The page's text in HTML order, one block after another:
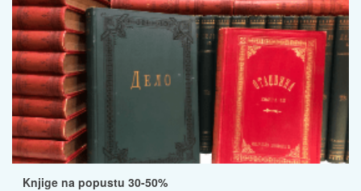
Knjige na popustu 30-50%